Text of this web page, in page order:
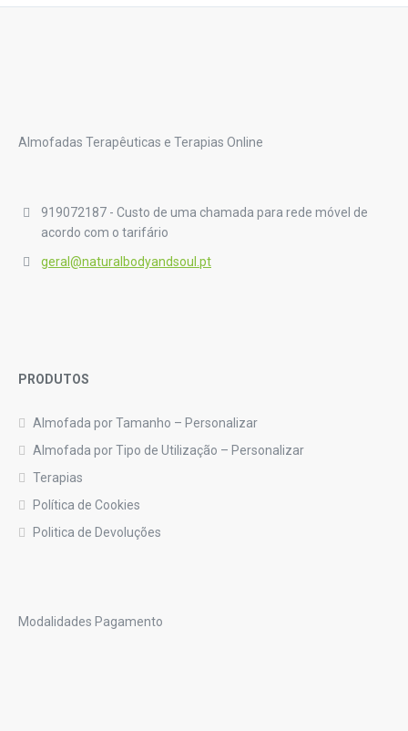
Almofadas Terapêuticas e Terapias Online
919072187 - Custo de uma chamada para rede móvel de
acordo com o tarifário
geral@naturalbodyandsoul.pt
PRODUTOS
Almofada por Tamanho – Personalizar
Almofada por Tipo de Utilização – Personalizar
Terapias
Política de Cookies
Politica de Devoluções
Modalidades Pagamento